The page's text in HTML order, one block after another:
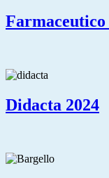
Didacta 2024